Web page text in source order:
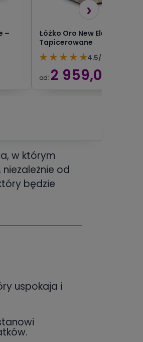
–
Łóżko Oro New Elegance –
Tapicerowane
★ ★ ★ ★ ★4.5/5
od: 2 959,00 zł
›
w którym
od
będzie
uspokaja i